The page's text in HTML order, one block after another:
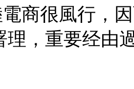
商很風行，
理，重要经由